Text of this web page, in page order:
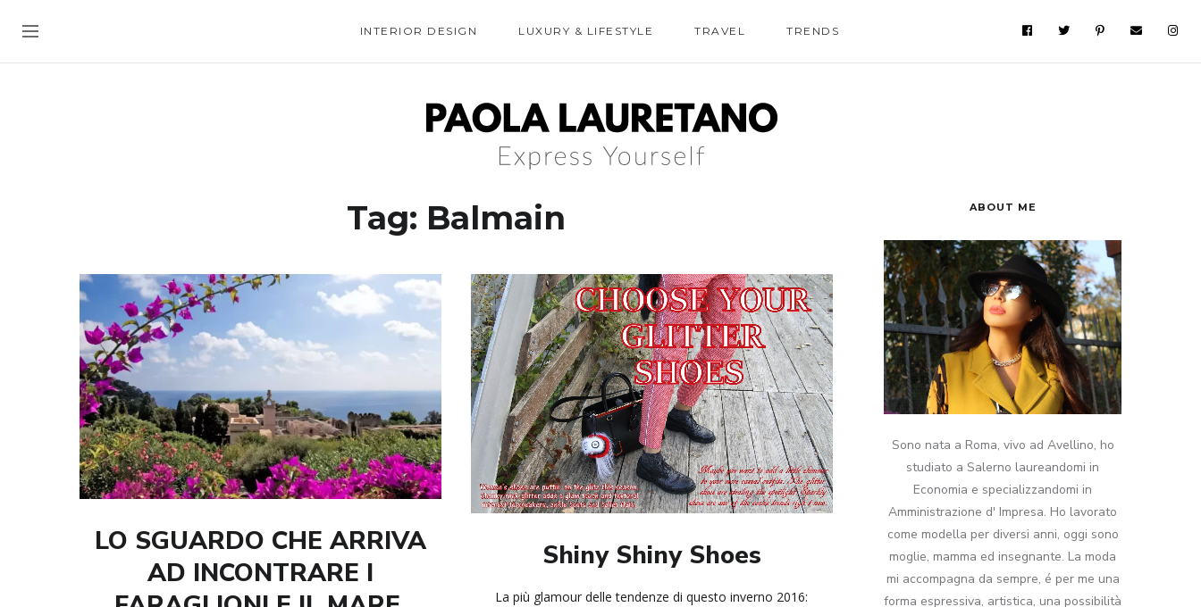
INTERIOR DESIGN LUXURY & LIFESTYLE TRAVEL TRENDS
Tag: Balmain
LO SGUARDO CHE ARRIVA
AD INCONTRARE I
Shiny Shiny Shoes
La più glamour delle tendenze di questo inverno 2016:
ABOUT ME
Sono nata a Roma, vivo ad Avellino, ho
studiato a Salerno laureandomi in
Economia e specializzandomi in
Amministrazione d' Impresa. Ho lavorato
come modella per diversi anni, oggi sono
moglie, mamma ed insegnante. La moda
mi accompagna da sempre, é per me una
forma espressiva, artistica, una possibilità